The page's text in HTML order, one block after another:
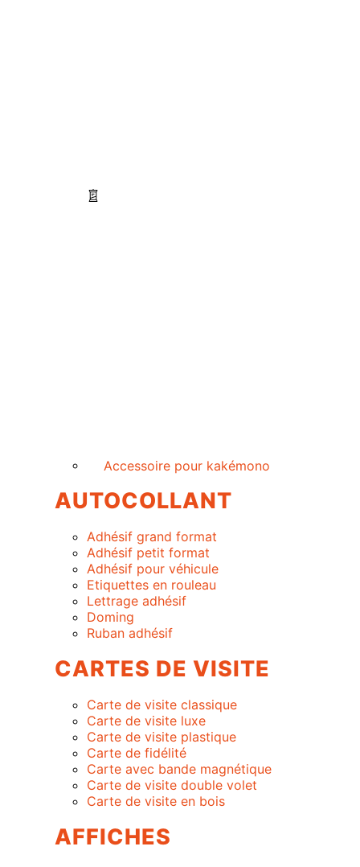
Accessoire pour kakémono
AUTOCOLLANT
Adhésif grand format
Adhésif petit format
Adhésif pour véhicule
Etiquettes en rouleau
Lettrage adhésif
Doming
Ruban adhésif
CARTES DE VISITE
Carte de visite classique
Carte de visite luxe
Carte de visite plastique
Carte de fidélité
Carte avec bande magnétique
Carte de visite double volet
Carte de visite en bois
AFFICHES